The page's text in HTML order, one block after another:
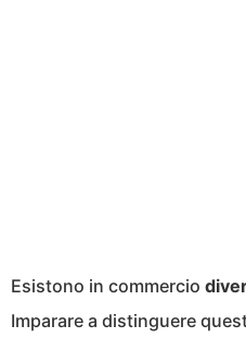
Esistono in commercio
Imparare a distinguere